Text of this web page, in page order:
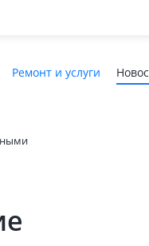
Ремонт и услуги